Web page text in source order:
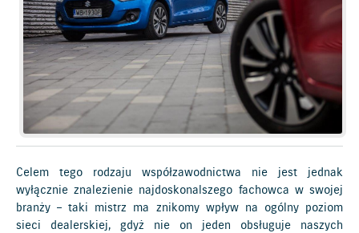
Celem tego rodzaju współzawodnictwa nie jest jednak
wyłącznie znalezienie najdoskonalszego fachowca w swojej
branży – taki mistrz ma znikomy wpływ na ogólny poziom
sieci dealerskiej, gdyż nie on jeden obsługuje naszych